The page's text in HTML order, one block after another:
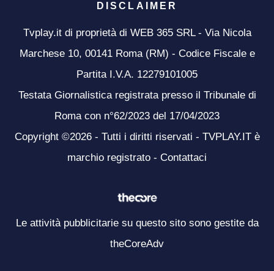
DISCLAIMER
Tvplay.it di proprietà di WEB 365 SRL - Via Nicola
Marchese 10, 00141 Roma (RM) - Codice Fiscale e
Partita I.V.A. 12279101005
Testata Giornalistica registrata presso il Tribunale di
Roma con n°62/2023 del 17/04/2023
Copyright ©2026 - Tutti i diritti riservati - TVPLAY.IT è
marchio registrato - Contattaci
Le attività pubblicitarie su questo sito sono gestite da
theCoreAdv